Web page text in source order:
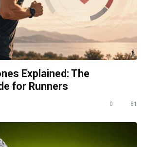
Explained: The
for Runners
0 81